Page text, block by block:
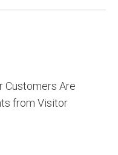
Customers Are
from Visitor